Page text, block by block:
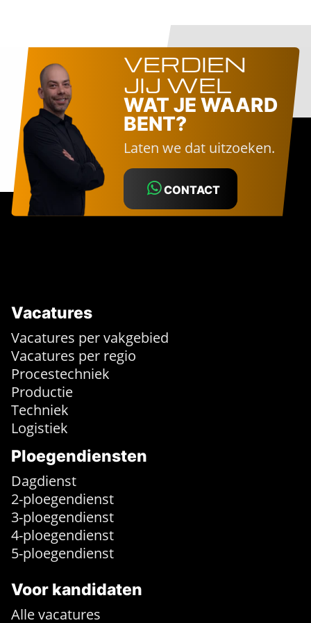
VERDIEN
JIJ WEL
WAT JE WAARD
BENT?
Laten we dat uitzoeken.
CONTACT
Vacatures
Vacatures per vakgebied
Vacatures per regio
Procestechniek
Productie
Techniek
Logistiek
Ploegendiensten
Dagdienst
2-ploegendienst
3-ploegendienst
4-ploegendienst
5-ploegendienst
Voor kandidaten
Alle vacatures